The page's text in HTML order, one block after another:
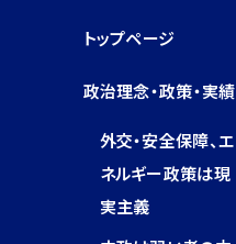
トップページ
政治理念・政策・実績
外交・安全保障、エ
ネルギー政策は現
実主義